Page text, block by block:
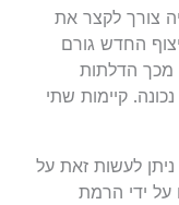
לקצר את
גורם
קיימות שתי
זאת על
הרמת